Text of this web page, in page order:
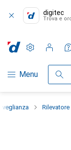
digitec
Trova e
Categoria
Menu Cerca
Impostazioni
Conto cliente
Liste di
Liste dei
Carrello